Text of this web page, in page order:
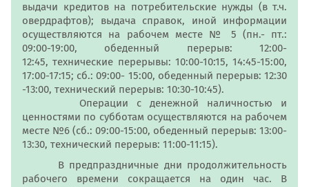
выдачи кредитов на потребительские нужды (в т.ч.
овердрафтов); выдача справок, иной информации
осуществляются на рабочем месте № 5 (пн.- пт.:
09:00-19:00, обеденный перерыв: 12:00-
12:45, технические перерывы: 10:00-10:15, 14:45-15:00,
17:00-17:15; сб.: 09:00- 15:00, обеденный перерыв: 12:30
-13:00, технический перерыв: 10:30-10:45).
Операции с денежной наличностью и
ценностями по субботам осуществляются на рабочем
месте №6 (сб.: 09:00-15:00, обеденный перерыв: 13:00-
13:30, технический перерыв: 11:00-11:15).
В предпраздничные дни продолжительность
рабочего времени сокращается на один час. В